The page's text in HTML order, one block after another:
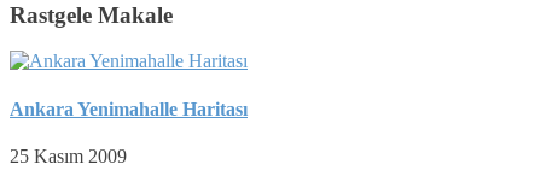
Rastgele Makale
Ankara Yenimahalle Haritası
25 Kasım 2009